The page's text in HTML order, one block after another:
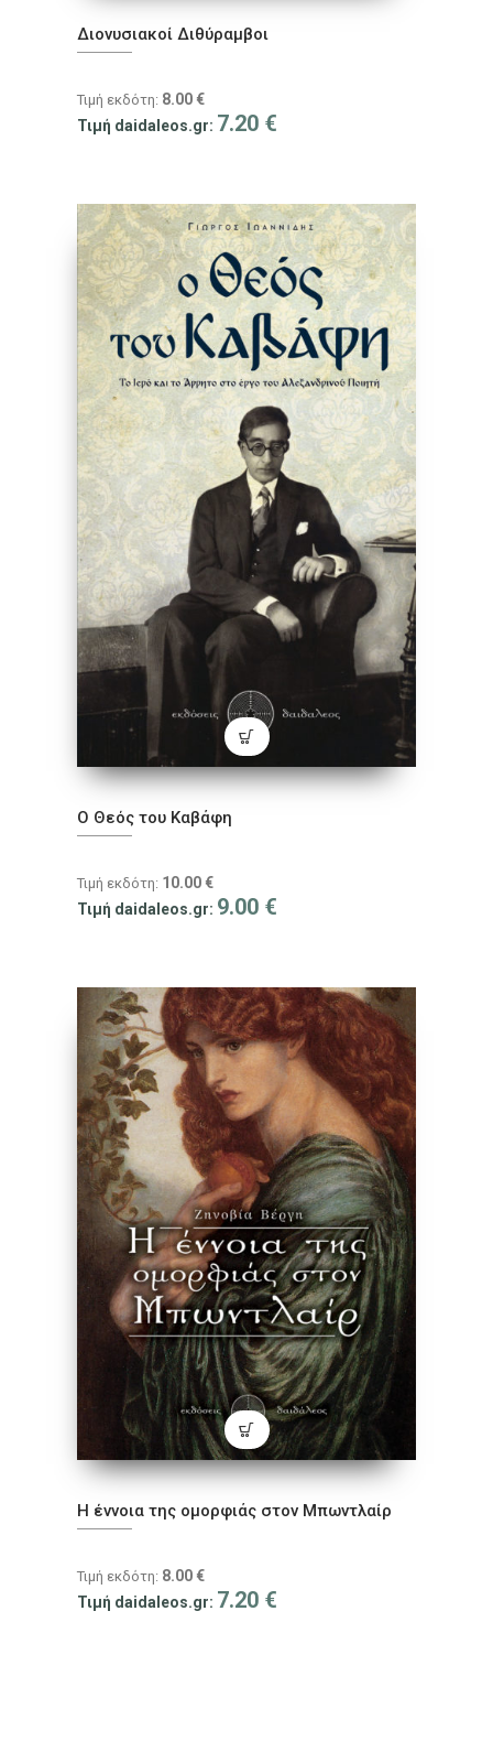
Διονυσιακοί Διθύραμβοι
Τιμή εκδότη: 8.00 €
Τιμή daidaleos.gr: 7.20 €
Ο Θεός του Καβάφη
Τιμή εκδότη: 10.00 €
Τιμή daidaleos.gr: 9.00 €
Η έννοια της ομορφιάς στον Μπωντλαίρ
Τιμή εκδότη: 8.00 €
Τιμή daidaleos.gr: 7.20 €